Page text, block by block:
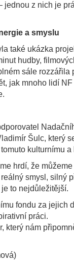
jednou z nich je
a smyslu
také ukázka
hudby,
sále rozzářila
jak mnoho lidí
Šulc, který
kulturnímu
hrdí, že
smysl, silný
to nejdůležitější.
fondu za jejich
práci.
který nám